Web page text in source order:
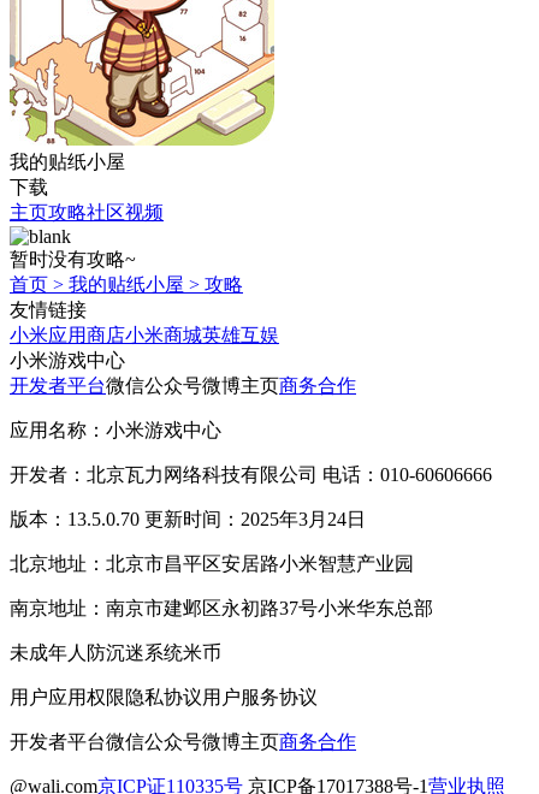
我的贴纸小屋
下载
主页攻略社区视频
暂时没有攻略~
首页 > 我的贴纸小屋 > 攻略
友情链接
小米应用商店小米商城英雄互娱
小米游戏中心
开发者平台微信公众号微博主页商务合作
应用名称：小米游戏中心
开发者：北京瓦力网络科技有限公司 电话：010-60606666
版本：13.5.0.70 更新时间：2025年3月24日
北京地址：北京市昌平区安居路小米智慧产业园
南京地址：南京市建邺区永初路37号小米华东总部
未成年人防沉迷系统米币
用户应用权限隐私协议用户服务协议
开发者平台微信公众号微博主页商务合作
@wali.com京ICP证110335号 京ICP备17017388号-1营业执照